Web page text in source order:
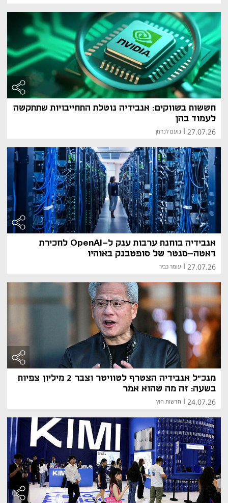
חששות בשווקים: אנבידיה נוטלת התחייבויות שתתקשה
לעמוד בהן
27.07.26 נועם לנדמן
אנבידיה בוחנת ערבות ענק ל-OpenAI לחכירת
דאטה-סנטר של סופטבנק באוהיו
27.07.26 עומר כביר
מנכ״ל אנבידיה הצטרף לטוויטר וצבר 2 מיליון צפיות
בשעה: זה מה שהוא אמר
24.07.26 חדשות חוץ